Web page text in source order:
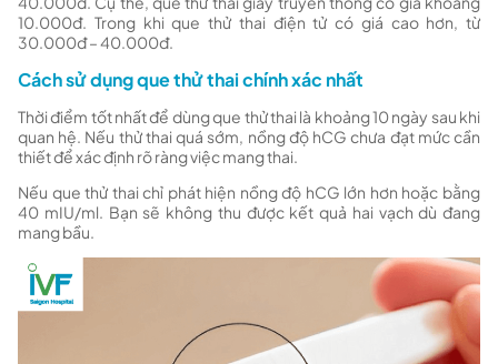
10.000đ. Trong khi que thử thai điện tử có giá cao hơn, từ
30.000đ – 40.000đ.
Cách sử dụng que thử thai chính xác nhất
Thời điểm tốt nhất để dùng que thử thai là khoảng 10 ngày sau khi
quan hệ. Nếu thử thai quá sớm, nồng độ hCG chưa đạt mức cần
thiết để xác định rõ ràng việc mang thai.
Nếu que thử thai chỉ phát hiện nồng độ hCG lớn hơn hoặc bằng
40 mIU/ml. Bạn sẽ không thu được kết quả hai vạch dù đang
mang bầu.